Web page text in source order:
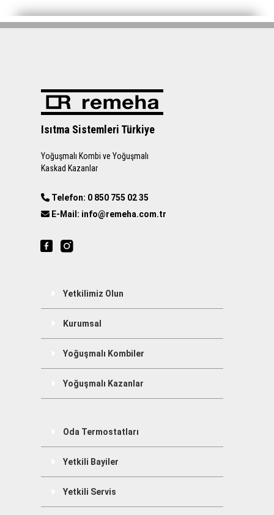
Isıtma Sistemleri Türkiye
Yoğuşmalı Kombi ve Yoğuşmalı
Kaskad Kazanlar
Telefon: 0 850 755 02 35
E-Mail: info@remeha.com.tr
Yetkilimiz Olun
Kurumsal
Yoğuşmalı Kombiler
Yoğuşmalı Kazanlar
Oda Termostatları
Yetkili Bayiler
Yetkili Servis